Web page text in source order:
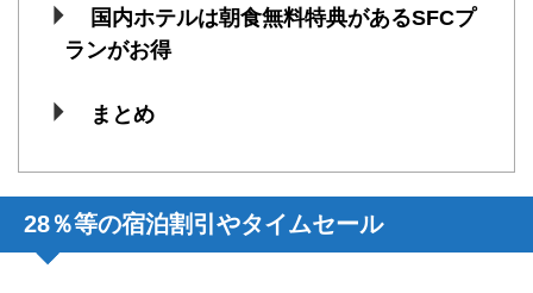
国内ホテルは朝食無料特典があるSFCプ
ランがお得
まとめ
28％等の宿泊割引やタイムセール